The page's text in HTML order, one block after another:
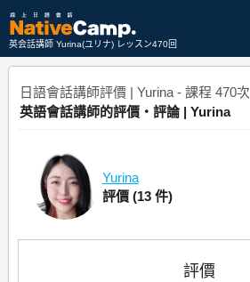
英会話講師 Yurina(ユリナ) レッスン470回
日語會話講師評價 | Yurina - 課程 470次
英語會話講師的評價・評論 | Yurina
Yurina
評價 (13 件)
評價